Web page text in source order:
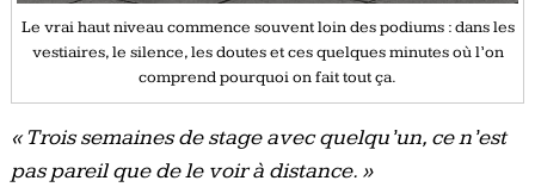
Le vrai haut niveau commence souvent loin des podiums : dans les
vestiaires, le silence, les doutes et ces quelques minutes où l’on
comprend pourquoi on fait tout ça.
« Trois semaines de stage avec quelqu’un, ce n’est
pas pareil que de le voir à distance. »